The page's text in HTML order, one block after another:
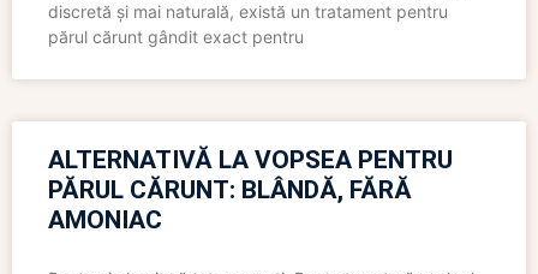
discretă și mai naturală, există un tratament pentru
părul cărunt gândit exact pentru
ALTERNATIVĂ LA VOPSEA PENTRU
PĂRUL CĂRUNT: BLÂNDĂ, FĂRĂ
AMONIAC